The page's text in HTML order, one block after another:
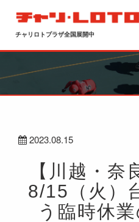
チャリロトプラザ全国展開中
2023.08.15
【川越・奈
8/15（火）
う臨時休